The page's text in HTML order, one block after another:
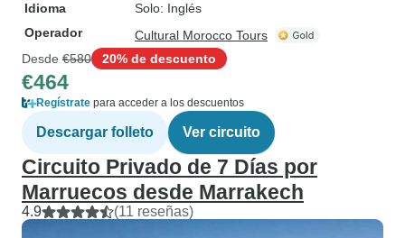
Idioma
Solo: Inglés
Operador
Cultural Morocco Tours
Desde €580 20% de descuento
€464
Regístrate para acceder a los descuentos
Descargar folleto Ver circuito
Circuito Privado de 7 Días por
Marruecos desde Marrakech
4.9 (11 reseñas)